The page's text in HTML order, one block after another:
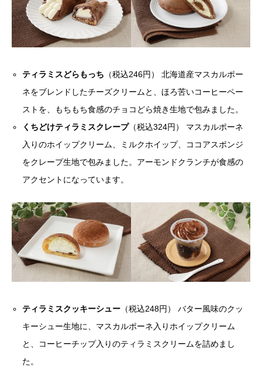
ティラミスどらもっち （税込246円） 北海道産マスカルポー
ネをブレンドしたチーズクリームと、ほろ苦いコーヒーペー
ストを、もちもち食感のチョコどら焼き生地で包みました。
くちどけティラミスクレープ（税込324円） マスカルポーネ
入りのホイップクリーム、ミルクホイップ、ココアスポンジ
をクレープ生地で包みました。アーモンドクランチが食感の
アクセントになっています。
ティラミスクッキーシュー （税込248円） バター風味のクッ
キーシュー生地に、マスカルポーネ入りホイップクリーム
と、コーヒーチップ入りのティラミスクリームを詰めまし
た。